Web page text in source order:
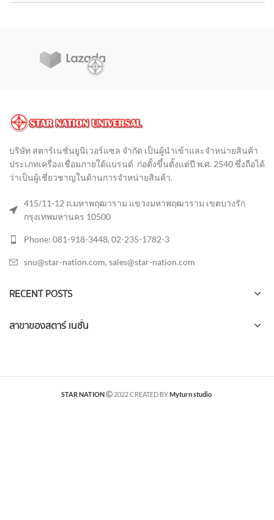
บริษัท สตาร์เนชั่นยูนิเวอร์แซล จำกัด เป็นผู้นำเข้าและจำหน่ายสินค้า
ประเภทเครื่องเชื่อมภายใต้แบรนด์ ก่อตั้งขึ้นตั้งแต่ปี พ.ศ. 2540 ซึ่งถือได้
ว่าเป็นผู้เชี่ยวชาญในด้านการจำหน่ายสินค้า.
415/11-12 ถ.มหาพฤฒาราม แขวงมหาพฤฒาราม เขตบางรัก
กรุงเทพมหานคร 10500
Phone: 081-918-3448, 02-235-1782-3
snu@star-nation.com, sales@star-nation.com
RECENT POSTS
สาขาของสตาร์ เนชั่น
STAR NATION 2022 CREATED BYMyturn studio